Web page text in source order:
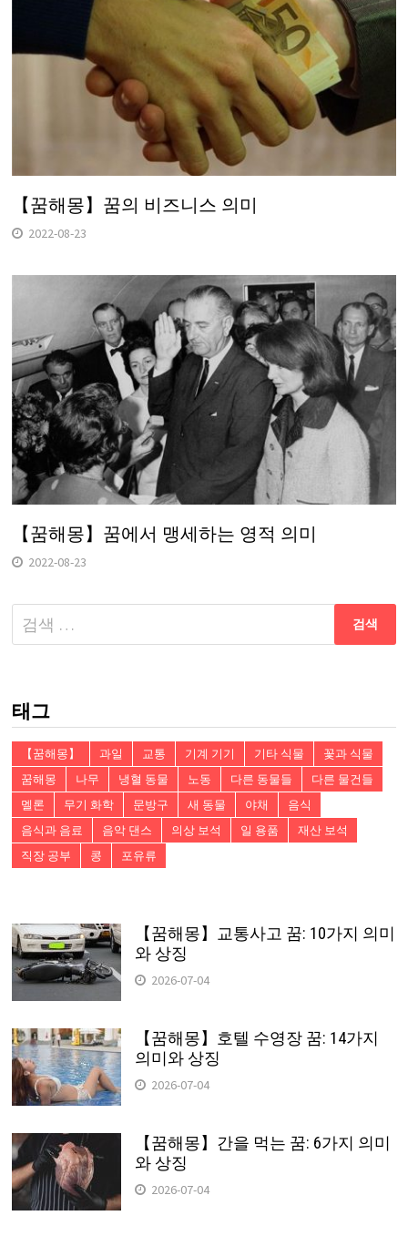
【꿈해몽】꿈의 비즈니스 의미
2022-08-23
【꿈해몽】꿈에서 맹세하는 영적 의미
2022-08-23
다
음
태그
【꿈해몽】 과일 교통 기계 기기 기타 식물
꽃과 식물
꿈해몽
나무 냉혈 동물 노동 다른 동물들
다른 물건들
멜론
무기 화학 문방구 새 동물 야채
음식
음식과 음료
음악 댄스 의상 보석 일 용품
재산 보석
직장 공부
콩 포유류
【꿈해몽】교통사고 꿈: 10가지 의미
와 상징
2026-07-04
【꿈해몽】호텔 수영장 꿈: 14가지
의미와 상징
2026-07-04
【꿈해몽】간을 먹는 꿈: 6가지 의미
와 상징
2026-07-04